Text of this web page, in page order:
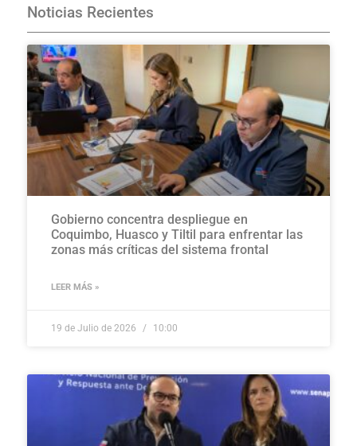
Noticias Recientes
Gobierno concentra despliegue en
Coquimbo, Huasco y Tiltil para enfrentar las
zonas más críticas del sistema frontal
LEER MÁS »
19 de Julio de 2026 10:00